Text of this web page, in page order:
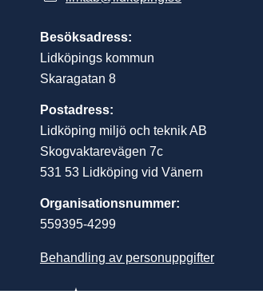
Besöksadress:
Lidköpings kommun
Skaragatan 8
Postadress:
Lidköping miljö och teknik AB
Skogvaktarevägen 7c
531 53 Lidköping vid Vänern
Organisationsnummer:
559395-4299
Behandling av personuppgifter